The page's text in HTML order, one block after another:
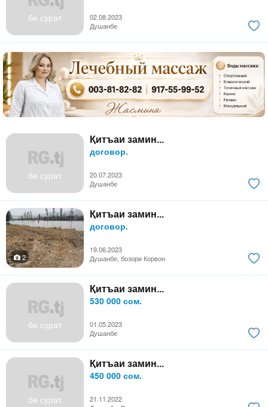
бе сурат
02.08.2023
Душанбе
бе сурат
Қитъаи замин...
договор.
20.07.2023
Душанбе
Қитъаи замин...
договор.
19.06.2023
2
Душанбе, бозори Корвон
бе сурат
Қитъаи замин...
530 000 сом.
01.05.2023
Душанбе
бе сурат
Қитъаи замин...
450 000 сом.
21.11.2022